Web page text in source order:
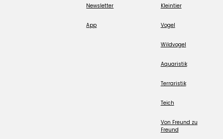
Newsletter
App
Kleintier
Vogel
Wildvogel
Aquaristik
Terraristik
Teich
Von Freund zu
Freund